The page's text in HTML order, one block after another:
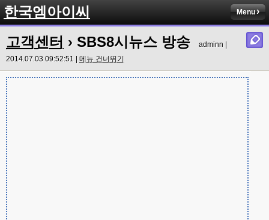
한국엠아이씨 Menu
고객센터 › SBS8시뉴스 방송
adminn |
2014.07.03 09:52:51 | 메뉴 건너뛰기